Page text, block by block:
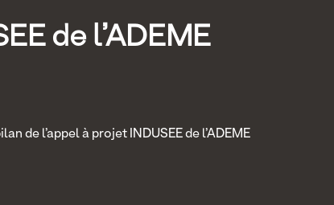
de l’ADEME
de l’appel à projet INDUSEE de l’ADEME